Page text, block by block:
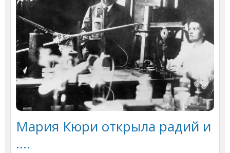
Мария Кюри открыла радий и
....